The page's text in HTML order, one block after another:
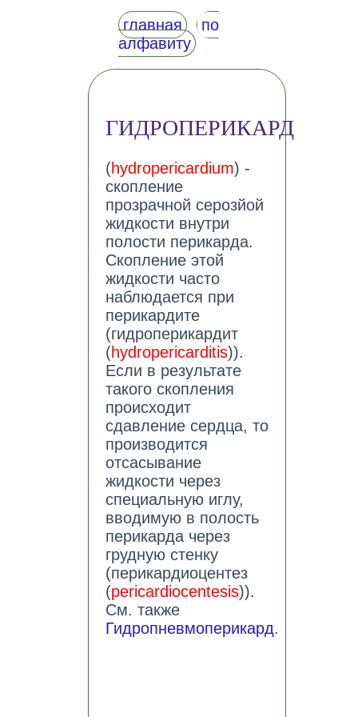
главная
по
алфавиту
ГИДРОПЕРИКАРД
(hydropericardium) -
скопление
прозрачной серозйой
жидкости внутри
полости перикарда.
Скопление этой
жидкости часто
наблюдается при
перикардите
(гидроперикардит
(hydropericarditis)).
Если в результате
такого скопления
происходит
сдавление сердца, то
производится
отсасывание
жидкости через
специальную иглу,
вводимую в полость
перикарда через
грудную стенку
(перикардиоцентез
(pericardiocentesis)).
См. также
Гидропневмоперикард.